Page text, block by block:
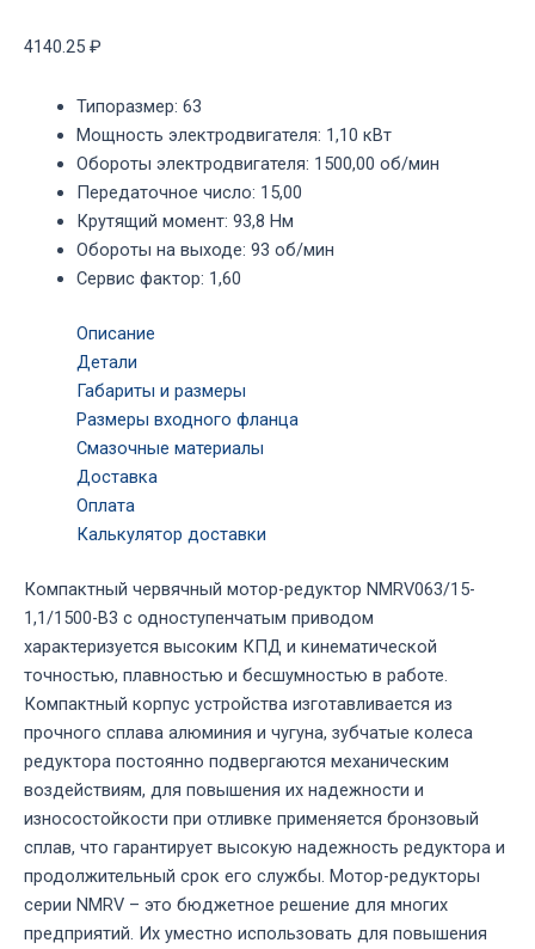
4140.25 ₽
Типоразмер: 63
Мощность электродвигателя: 1,10 кВт
Обороты электродвигателя: 1500,00 об/мин
Передаточное число: 15,00
Крутящий момент: 93,8 Нм
Обороты на выходе: 93 об/мин
Сервис фактор: 1,60
Описание
Детали
Габариты и размеры
Размеры входного фланца
Смазочные материалы
Доставка
Оплата
Калькулятор доставки
Компактный червячный мотор-редуктор NMRV063/15-
1,1/1500-B3 с одноступенчатым приводом
характеризуется высоким КПД и кинематической
точностью, плавностью и бесшумностью в работе.
Компактный корпус устройства изготавливается из
прочного сплава алюминия и чугуна, зубчатые колеса
редуктора постоянно подвергаются механическим
воздействиям, для повышения их надежности и
износостойкости при отливке применяется бронзовый
сплав, что гарантирует высокую надежность редуктора и
продолжительный срок его службы. Мотор-редукторы
серии NMRV – это бюджетное решение для многих
предприятий. Их уместно использовать для повышения